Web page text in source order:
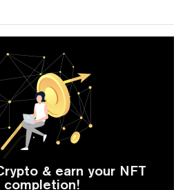
& earn your NFT